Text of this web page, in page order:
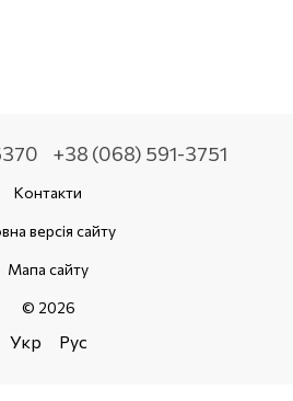
+38 (068) 591-3751
Контакти
версія сайту
Мапа сайту
© 2026
Укр Рус